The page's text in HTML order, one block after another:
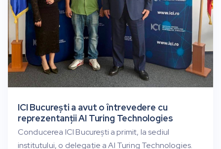
ICI București a avut o întrevedere cu
reprezentanții AI Turing Technologies
Conducerea ICI București a primit, la sediul
institutului, o delegație a AI Turing Technologies.